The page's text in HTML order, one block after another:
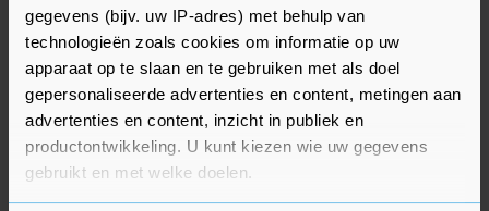
gegevens (bijv. uw IP-adres) met behulp van
technologieën zoals cookies om informatie op uw
apparaat op te slaan en te gebruiken met als doel
gepersonaliseerde advertenties en content, metingen aan
advertenties en content, inzicht in publiek en
productontwikkeling. U kunt kiezen wie uw gegevens
gebruikt en met welke doelen.